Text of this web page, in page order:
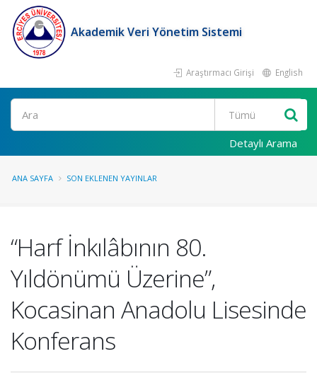
Akademik Veri Yönetim Sistemi
Araştırmacı Girişi English
Ara
Detaylı Arama
ANA SAYFA SON EKLENEN YAYINLAR
“Harf İnkılâbının 80.
Yıldönümü Üzerine”,
Kocasinan Anadolu Lisesinde
Konferans